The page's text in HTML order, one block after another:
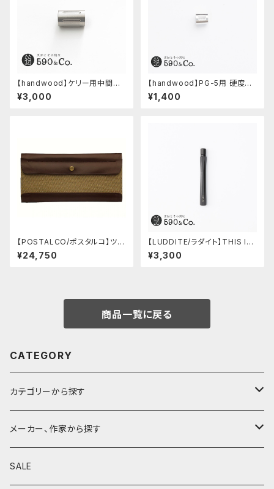
【handwood】ケリー用中間パ
ーツ/カスタムグリップ (縦溝/ス
テンレス)
¥3,000
【handwood】PG-5用 硬度表
示窓 (アルミ/長方形)
¥1,400
【POSTALCO/ポスタルコ】ツー
ルボックス (Olive Green)
¥24,750
【LUDDITE/ラダイト】THIS IN
DUSTRIAL 芯ケース2 (Facto
ry Model BK)
¥3,300
商品一覧に戻る
CATEGORY
カテゴリーから探す
鉛筆
鉛筆補助軸
メーカー、作家から探す
590&Co.
SALE